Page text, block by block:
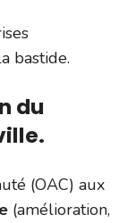
bastide.
du
(OAC) aux
(amélioration,